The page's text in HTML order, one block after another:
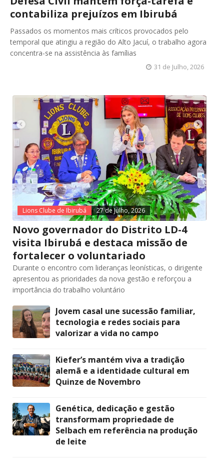
contabiliza prejuízos em Ibirubá
Passados os momentos mais críticos provocados pelo
temporal que atingiu a região do Alto Jacuí, o trabalho agora
concentra-se na assistência às famílias
31 de Julho, 2026
Lions Clube de Ibirubá 27 de Julho, 2026
Novo governador do Distrito LD-4
visita Ibirubá e destaca missão de
fortalecer o voluntariado
Durante o encontro com lideranças leonísticas, o dirigente
apresentou as prioridades da nova gestão e reforçou a
importância do trabalho voluntário
Jovem casal une sucessão familiar,
tecnologia e redes sociais para
valorizar a vida no campo
Kiefer’s mantém viva a tradição
alemã e a identidade cultural em
Quinze de Novembro
Genética, dedicação e gestão
transformam propriedade de
Selbach em referência na produção
de leite